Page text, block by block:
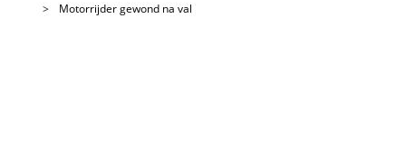
Motorrijder gewond na val